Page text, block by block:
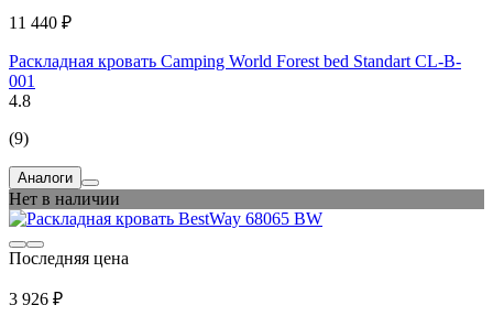
11 440 ₽
Раскладная кровать Camping World Forest bed Standart CL-B-
001
4.8
(9)
Аналоги
Нет в наличии
Последняя цена
3 926 ₽